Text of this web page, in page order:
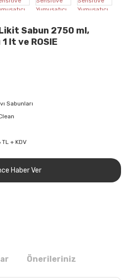
Sabun 2750 ml,
lt ve ROSIE
Sabunları
+ KDV
Haber Ver
Önerileriniz